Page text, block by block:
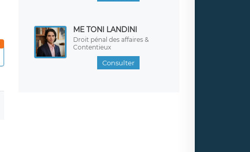
ME TONI LANDINI
Droit pénal des affaires &
Contentieux
Consulter